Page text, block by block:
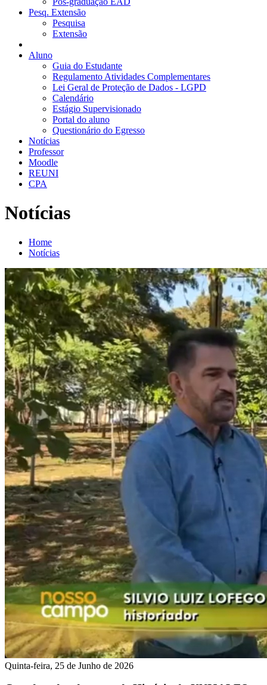
Pesq. Extensão
Pesquisa
Extensão
Aluno
Guia do Estudante
Regulamento Atividades Complementares
Lei Geral de Proteção de Dados - LGPD
Calendário
Estágio Supervisionado
Portal do aluno
Questionário do Egresso
Notícias
Professor
Moodle
REUNI
CPA
Notícias
Home
Notícias
Quinta-feira, 25 de Junho de 2026